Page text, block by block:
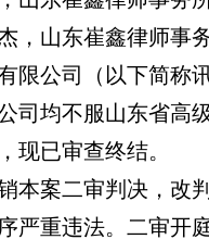
，山东崔鑫律师事
限公司（以下简称
司均不服山东省高
现已审查终结。
本案二审判决，改
严重违法。二审开